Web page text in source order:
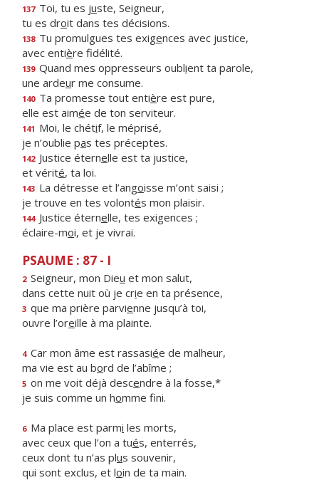
137 Toi, tu es juste, Seigneur,
tu es droit dans tes décisions.
138 Tu promulgues tes exigences avec justice,
avec entière fidélité.
139 Quand mes oppresseurs oublient ta parole,
une ardeur me consume.
140 Ta promesse tout entière est pure,
elle est aimée de ton serviteur.
141 Moi, le chétif, le méprisé,
je n’oublie pas tes préceptes.
142 Justice éternelle est ta justice,
et vérité, ta loi.
143 La détresse et l’angoisse m’ont saisi ;
je trouve en tes volontés mon plaisir.
144 Justice éternelle, tes exigences ;
éclaire-moi, et je vivrai.
PSAUME : 87 - I
2 Seigneur, mon Dieu et mon salut,
dans cette nuit où je crie en ta présence,
3 que ma prière parvienne jusqu’à toi,
ouvre l’oreille à ma plainte.
4 Car mon âme est rassasiée de malheur,
ma vie est au bord de l’abîme ;
5 on me voit déjà descendre à la fosse,*
je suis comme un homme fini.
6 Ma place est parmi les morts,
avec ceux que l’on a tués, enterrés,
ceux dont tu n’as plus souvenir,
qui sont exclus, et loin de ta main.